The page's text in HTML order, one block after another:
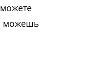
можешь